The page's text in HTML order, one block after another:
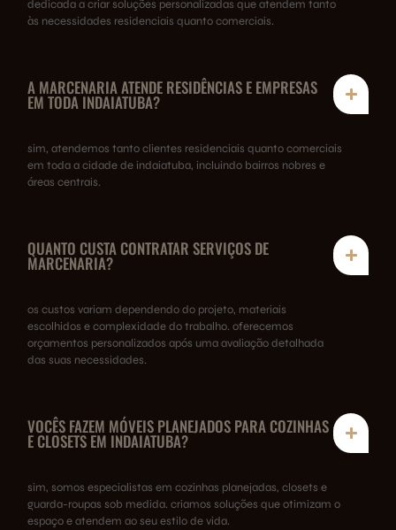
dedicada a criar soluções personalizadas que atendem tanto
às necessidades residenciais quanto comerciais.
A MARCENARIA ATENDE RESIDÊNCIAS E EMPRESAS
EM TODA INDAIATUBA?
sim, atendemos tanto clientes residenciais quanto comerciais
em toda a cidade de indaiatuba, incluindo bairros nobres e
áreas centrais.
QUANTO CUSTA CONTRATAR SERVIÇOS DE
MARCENARIA?
os custos variam dependendo do projeto, materiais
escolhidos e complexidade do trabalho. oferecemos
orçamentos personalizados após uma avaliação detalhada
das suas necessidades.
VOCÊS FAZEM MÓVEIS PLANEJADOS PARA COZINHAS
E CLOSETS EM INDAIATUBA?
sim, somos especialistas em cozinhas planejadas, closets e
guarda-roupas sob medida. criamos soluções que otimizam o
espaço e atendem ao seu estilo de vida.